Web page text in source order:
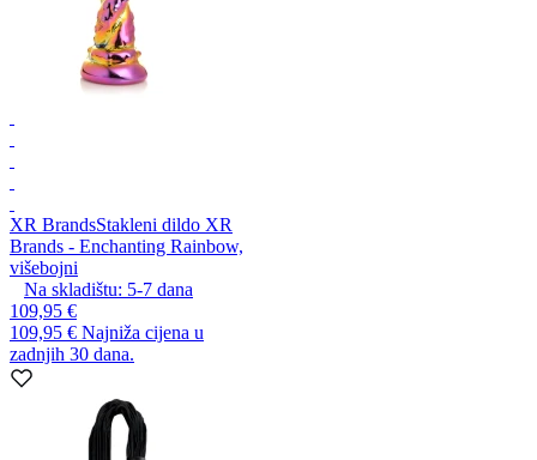
XR BrandsStakleni dildo XR
Brands - Enchanting Rainbow,
višebojni
Na skladištu: 5-7 dana
109,95 €
109,95 € Najniža cijena u
zadnjih 30 dana.